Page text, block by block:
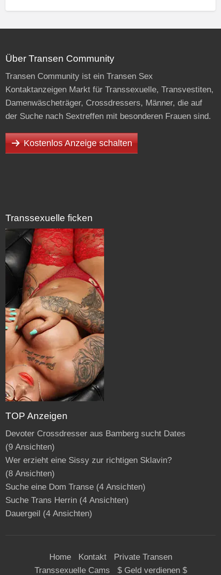
Über Transen Community
Transen Community ist ein Transen Sex
Kontaktanzeigen Markt für Transsexuelle, Transvestiten,
Damenwäscheträger, Crossdressers, Männer, die auf
der Suche nach Sextreffen mit besonderen Frauen sind.
Kostenlos Anzeige schalten
Transsexuelle ficken
TOP Anzeigen
Devoter Crossdresser aus Bamberg sucht Dates
(9 Ansichten)
Wer erzieht eine Sissy zur richtigen Sklavin?
(8 Ansichten)
Suche eine Dom Transe(4 Ansichten)
Suche Trans Herrin(4 Ansichten)
Dauergeil (4 Ansichten)
Home Kontakt
Private Transen
Transsexuelle Cams
$ Geld verdienen $